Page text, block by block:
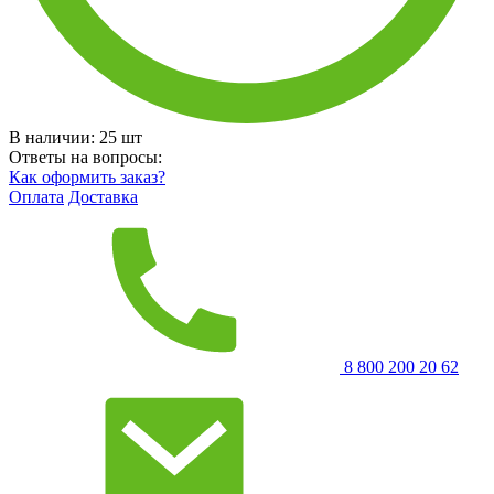
В наличии: 25 шт
Ответы на вопросы:
Как оформить заказ?
Оплата Доставка
8 800 200 20 62